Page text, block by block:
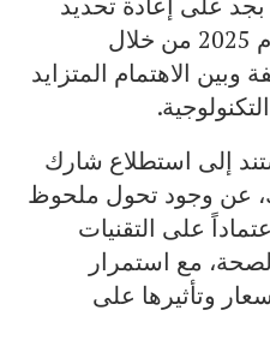
اختياراتهم الغذائية في عام 2025 من خلال
وبين الاهتمام المتزايد
إلى استطلاع شارك
عن وجود تحول ملحوظ
على التقنيات
مع استمرار
وتأثيرها على